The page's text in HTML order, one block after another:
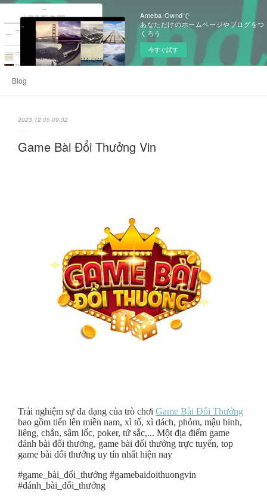
Ameba Owndで
あなただけのホームページやブログをつ
くろう
今すぐ試す
Blog
2023.12.05 09:32
Game Bài Đổi Thưởng Vin